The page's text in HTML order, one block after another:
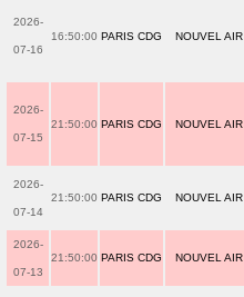
2026-
07-16
16:50:00 PARIS CDG NOUVEL AIR
2026-
07-15
21:50:00 PARIS CDG NOUVEL AIR
2026-
07-14
21:50:00 PARIS CDG NOUVEL AIR
2026-
07-13
21:50:00 PARIS CDG NOUVEL AIR